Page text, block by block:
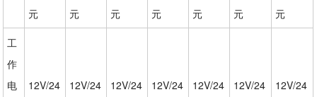
元
元
元
元
元
元
元
工
作
电
12V/24
12V/24
12V/24
12V/24
12V/24
12V/24
12V/24